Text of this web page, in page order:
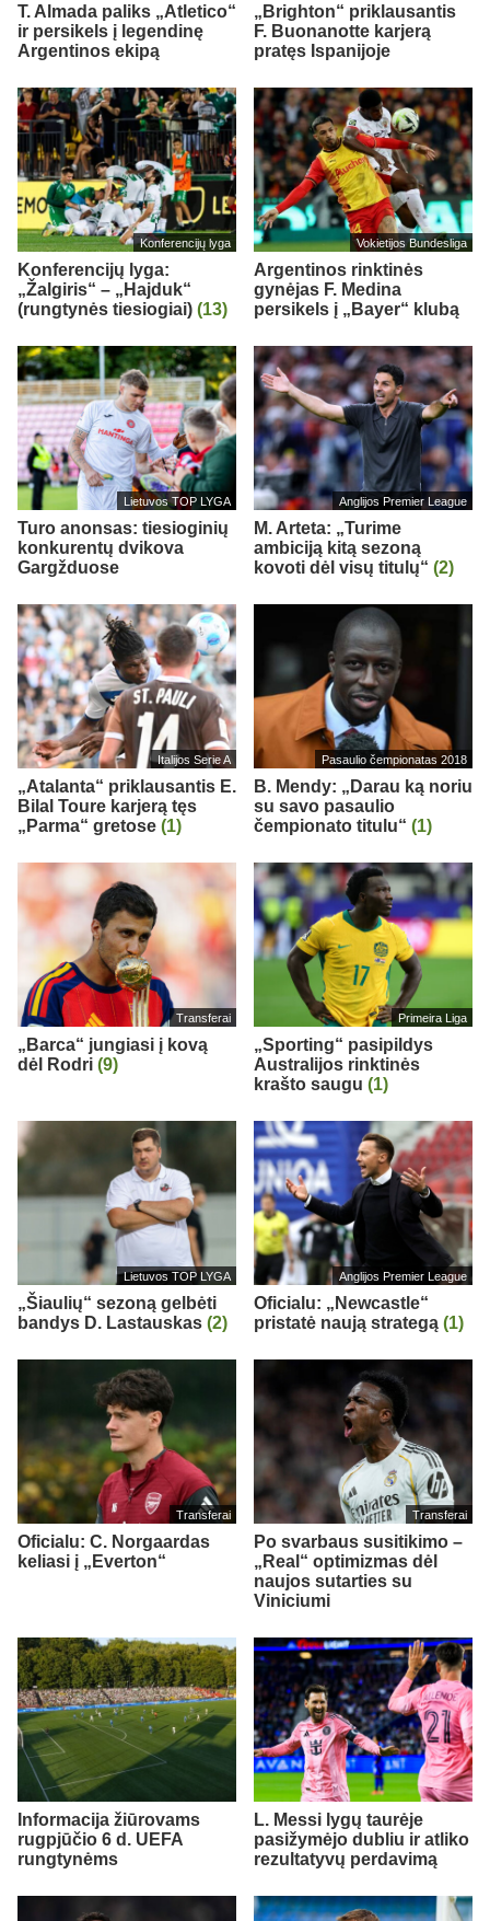
T. Almada paliks „Atletico“
ir persikels į legendinę
Argentinos ekipą
„Brighton“ priklausantis
F. Buonanotte karjerą
pratęs Ispanijoje
Konferencijų lyga
Konferencijų lyga:
„Žalgiris“ – „Hajduk“
(rungtynės tiesiogiai) (13)
Vokietijos Bundesliga
Argentinos rinktinės
gynėjas F. Medina
persikels į „Bayer“ klubą
Lietuvos TOP LYGA
Turo anonsas: tiesioginių
konkurentų dvikova
Gargžduose
Anglijos Premier League
M. Arteta: „Turime
ambiciją kitą sezoną
kovoti dėl visų titulų“ (2)
Italijos Serie A
„Atalanta“ priklausantis E.
Bilal Toure karjerą tęs
„Parma“ gretose (1)
Pasaulio čempionatas 2018
B. Mendy: „Darau ką noriu
su savo pasaulio
čempionato titulu“ (1)
Transferai
„Barca“ jungiasi į kovą
dėl Rodri (9)
Primeira Liga
„Sporting“ pasipildys
Australijos rinktinės
krašto saugu (1)
Lietuvos TOP LYGA
„Šiaulių“ sezoną gelbėti
bandys D. Lastauskas (2)
Anglijos Premier League
Oficialu: „Newcastle“
pristatė naują strategą (1)
Transferai
Oficialu: C. Norgaardas
keliasi į „Everton“
Transferai
Po svarbaus susitikimo –
„Real“ optimizmas dėl
naujos sutarties su
Viniciumi
Informacija žiūrovams
rugpjūčio 6 d. UEFA
rungtynėms
L. Messi lygų taurėje
pasižymėjo dubliu ir atliko
rezultatyvų perdavimą